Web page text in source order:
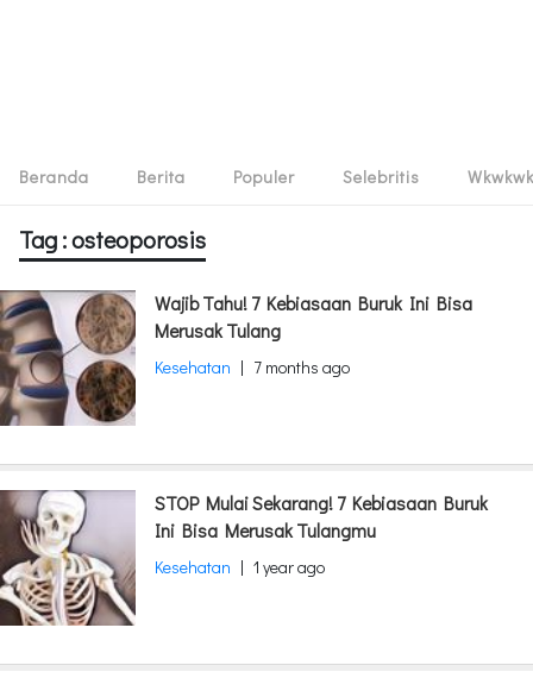
Beranda Berita Populer Selebritis Wkwkwk
Tag : osteoporosis
Wajib Tahu! 7 Kebiasaan Buruk Ini Bisa
Merusak Tulang
Kesehatan | 7 months ago
STOP Mulai Sekarang! 7 Kebiasaan Buruk
Ini Bisa Merusak Tulangmu
Kesehatan | 1 year ago